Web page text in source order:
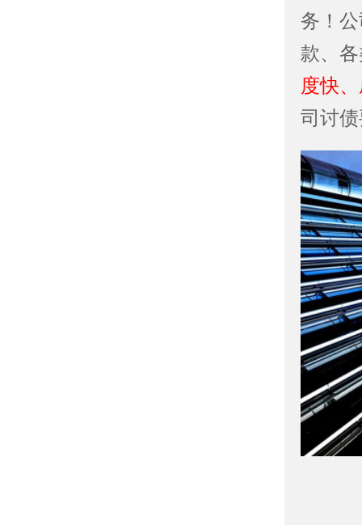
务！
款、
度快
司讨